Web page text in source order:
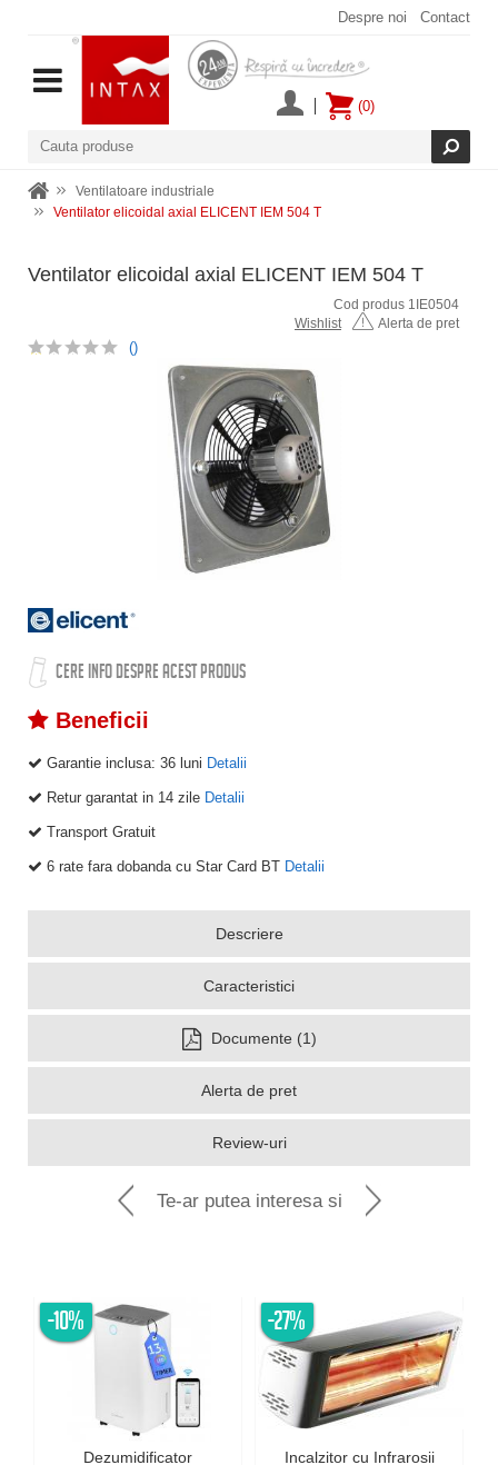
Despre noi Contact
(0)
Ventilatoare industriale
Ventilator elicoidal axial ELICENT IEM 504 T
Ventilator elicoidal axial ELICENT IEM 504 T
Cod produs 1IE0504
Wishlist
Alerta de pret
()
CERE INFO DESPRE ACEST PRODUS
Beneficii
Garantie inclusa: 36 luni Detalii
Retur garantat in 14 zile Detalii
Transport Gratuit
6 rate fara dobanda cu Star Card BT Detalii
Descriere
Caracteristici
Documente (1)
Alerta de pret
Review-uri
Te-ar putea interesa si
-10%
Dezumidificator
-27%
Incalzitor cu Infrarosii